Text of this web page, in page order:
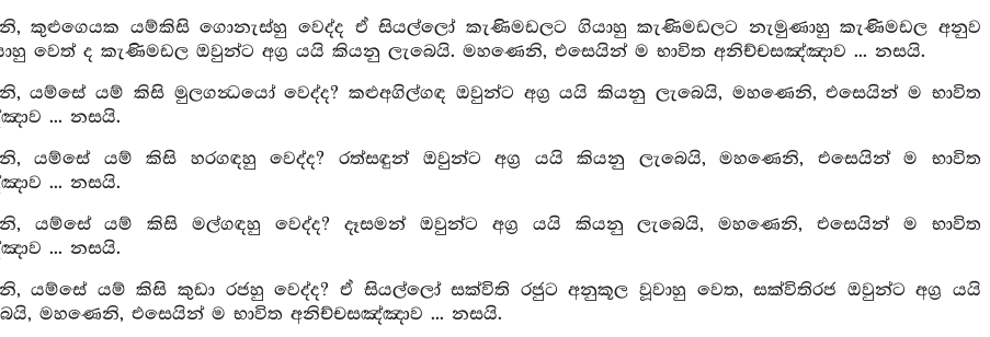
කුළුගෙයක යම්කිසි ගොනැස්හු වෙද්ද ඒ සියල්ලෝ කැණිමඩලට ගියාහු කැණිමඩලට නැමුණාහු කැණිමඩල අනුව
වෙත් ද කැණිමඩල ඔවුන්ට අග්‍ර යයි කියනු ලැබෙයි. මහණෙනි, එසෙයින් ම භාවිත අනිච්චසඤ්ඤාව ... නසයි.
යම්සේ යම් කිසි මුලගන්‍ධයෝ වෙද්ද? කළුඅගිල්ගඳ ඔවුන්ට අග්‍ර යයි කියනු ලැබෙයි, මහණෙනි, එසෙයින් ම භාවිත
... නසයි.
යම්සේ යම් කිසි හරගඳහු වෙද්ද? රත්සඳුන් ඔවුන්ට අග්‍ර යයි කියනු ලැබෙයි, මහණෙනි, එසෙයින් ම භාවිත
... නසයි.
යම්සේ යම් කිසි මල්ගඳහු වෙද්ද? දෑසමන් ඔවුන්ට අග්‍ර යයි කියනු ලැබෙයි, මහණෙනි, එසෙයින් ම භාවිත
... නසයි.
යම්සේ යම් කිසි කුඩා රජහු වෙද්ද? ඒ සියල්ලෝ සක්විති රජුට අනුකූල වූවාහු වෙත, සක්විතිරජ ඔවුන්ට අග්‍ර යයි
මහණෙනි, එසෙයින් ම භාවිත අනිච්චසඤ්ඤාව ... නසයි.